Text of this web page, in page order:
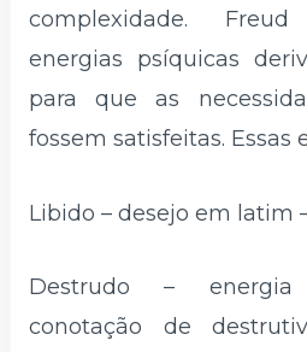
complexidade.
energias psíquicas
para que as
fossem satisfeitas. Essas
Libido – desejo em latim
Destrudo – energia
conotação de